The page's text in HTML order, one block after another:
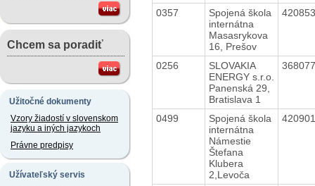
Chcem sa poradiť
Užitočné dokumenty
Vzory žiadostí v slovenskom
jazyku a iných jazykoch
Právne predpisy
Užívateľský servis
0357
Spojená škola
internátna
Masasrykova
16, Prešov
0256
SLOVAKIA
ENERGY s.r.o.
Panenská 29,
Bratislava 1
0499
Spojená škola
internátna
Námestie
Štefana
Klubera
2,Levoča